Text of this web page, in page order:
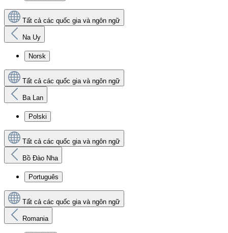
Tất cả các quốc gia và ngôn ngữ
Na Uy
Norsk
Tất cả các quốc gia và ngôn ngữ
Ba Lan
Polski
Tất cả các quốc gia và ngôn ngữ
Bồ Đào Nha
Português
Tất cả các quốc gia và ngôn ngữ
Romania